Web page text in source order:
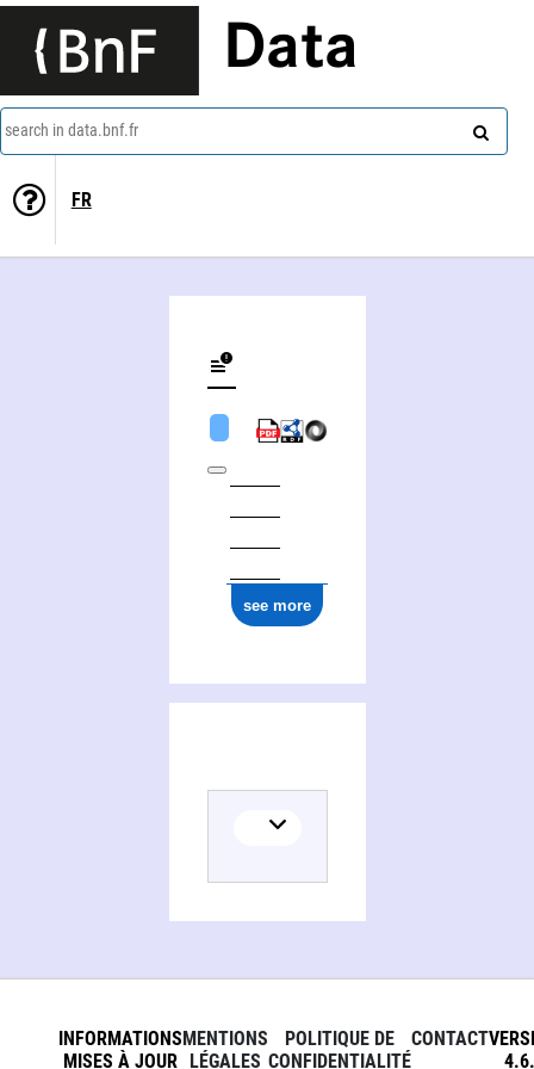
Data
search in data.bnf.fr
FR
see more
INFORMATIONS
MISES À JOUR
MENTIONS
LÉGALES
POLITIQUE DE
CONFIDENTIALITÉ
CONTACT